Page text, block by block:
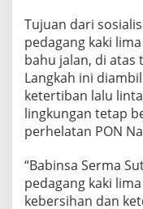
n
g
P
O
:
B
a
i
s
a
Tujuan dari
pedagang kaki
bahu jalan, di
Langkah ini
ketertiban lalu
lingkungan tetap
perhelatan PON
“Babinsa Serma
pedagang kaki
kebersihan dan